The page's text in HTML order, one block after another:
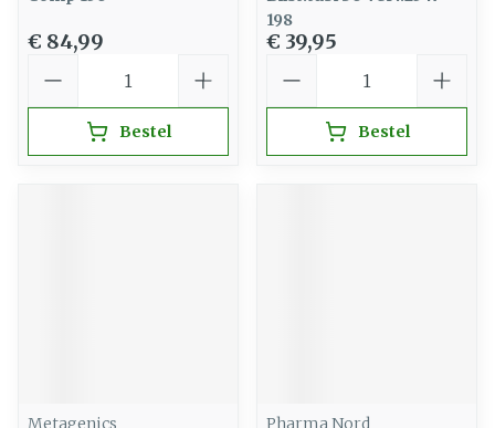
€ 84,99
Bestel
198
€ 39,95
Bestel
Metagenics Pharma Nord